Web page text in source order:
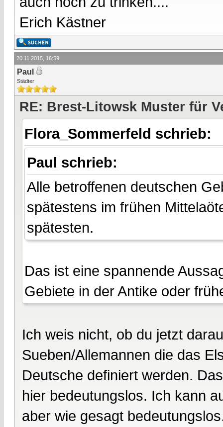
Erich Kästner
20.11.2015, 16:59
Paul
Städter
RE: Brest-Litowsk Muster für
Flora_Sommerfeld schrieb:
Paul schrieb:
Alle betroffenen deutschen
spätestens im frühen
spätesten.
Das ist eine spannende
Gebiete in der Antike oder
Ich weis nicht, ob du jetzt
Sueben/Allemannen die das
Deutsche definiert werden.
hier bedeutungslos. Ich kann
aber wie gesagt